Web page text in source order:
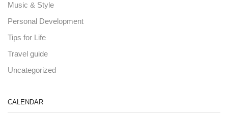
Music & Style
Personal Development
Tips for Life
Travel guide
Uncategorized
CALENDAR